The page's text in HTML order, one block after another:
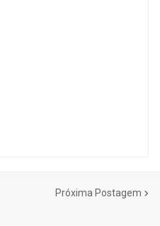
Próxima Postagem